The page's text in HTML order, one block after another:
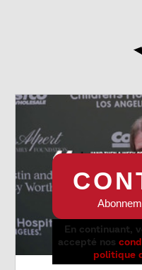
En continuant,
accepté nos
politique